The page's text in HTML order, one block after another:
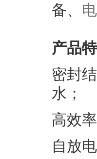
备、
产品
密封
水；
高效
自放